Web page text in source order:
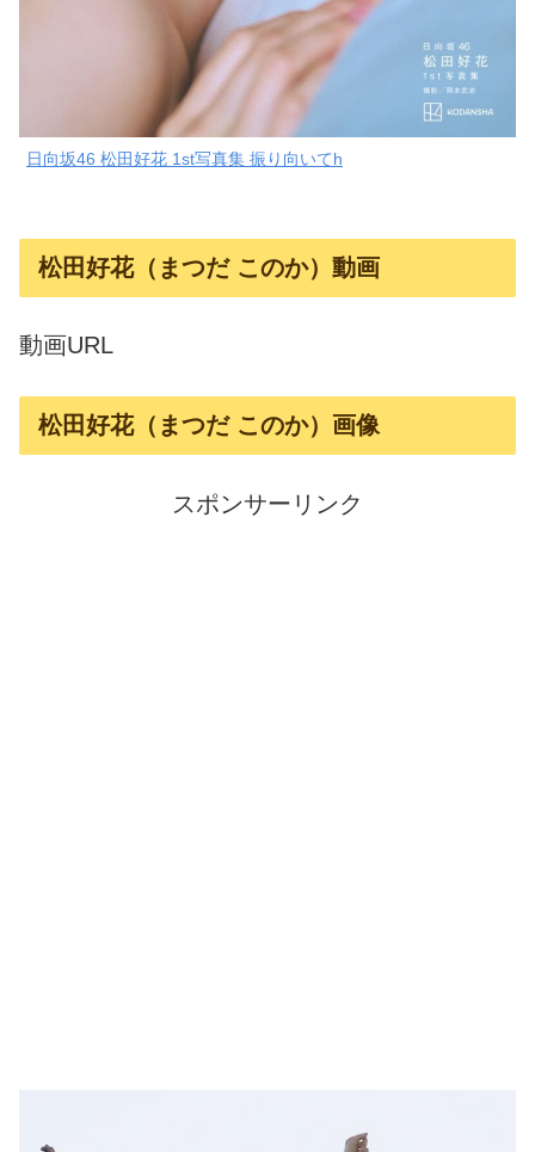
日向坂46 松田好花 1st写真集 振り向いてh
松田好花（まつだ このか）動画
動画URL
松田好花（まつだ このか）画像
スポンサーリンク